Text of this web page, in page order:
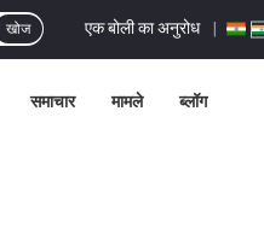
एक बोली का अनुरोध |
खोज
समाचार मामले ब्लॉग